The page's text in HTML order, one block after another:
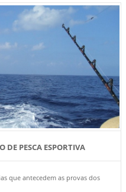
DE PESCA ESPORTIVA
que antecedem as provas dos